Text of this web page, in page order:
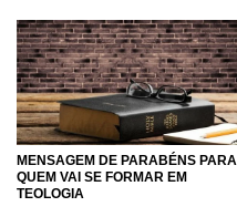
MENSAGEM DE PARABÉNS PARA
QUEM VAI SE FORMAR EM
TEOLOGIA